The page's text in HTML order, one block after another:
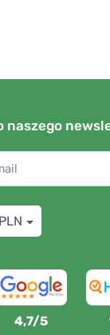
naszego
4,7/5